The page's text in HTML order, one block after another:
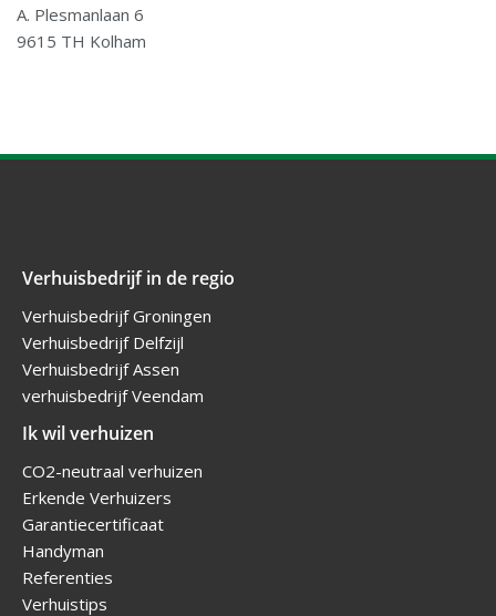
A. Plesmanlaan 6
9615 TH Kolham
Verhuisbedrijf in de regio
Verhuisbedrijf Groningen
Verhuisbedrijf Delfzijl
Verhuisbedrijf Assen
verhuisbedrijf Veendam
Ik wil verhuizen
CO2-neutraal verhuizen
Erkende Verhuizers
Garantiecertificaat
Handyman
Referenties
Verhuistips